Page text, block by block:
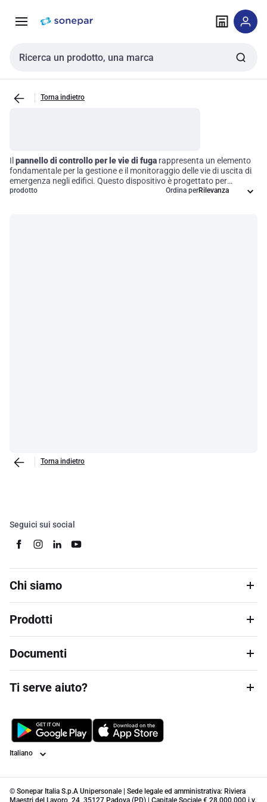
navigazione alla
Cerca input
Torna indietro
Il pannello di controllo per le vie di fuga rappresenta un elemento
fondamentale per la gestione e il monitoraggio delle vie di uscita di
emergenza negli edifici. Questo dispositivo è progettato per
integrare funzionalità essenziali come il controllo dell'illuminazione, i
prodotto Ordina per
Torna indietro
Seguici sui social
Chi siamo
Prodotti
Documenti
Ti serve aiuto?
Lingua
© Sonepar Italia S.p.A Unipersonale | Sede legale ed amministrativa: Riviera
Maestri del Lavoro, 24, 35127 Padova (PD) | Capitale Sociale € 28.000.000 i.v.